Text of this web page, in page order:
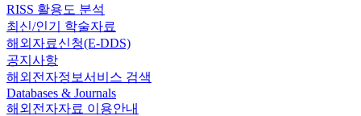
RISS 활용도 분석
최신/인기 학술자료
해외자료신청(E-DDS)
공지사항
해외전자정보서비스 검색
Databases & Journals
해외전자자료 이용안내